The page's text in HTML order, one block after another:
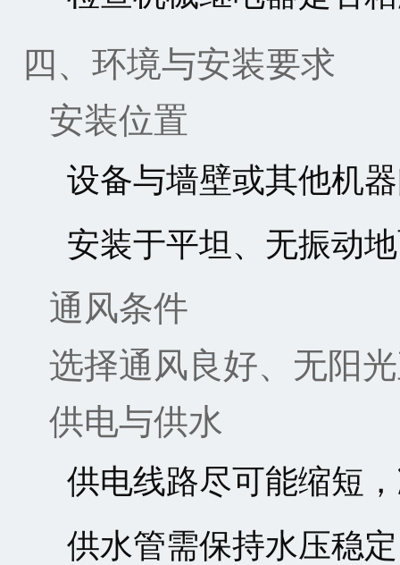
四、环境与安装要求
安装位置
设备与墙壁或其他机
安装于平坦、无振动
通风条件
选择通风良好、无阳
供电与供水
供电线路尽可能缩短
供水管需保持水压稳